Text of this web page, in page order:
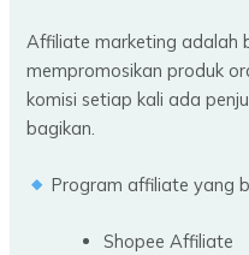
Affiliate marketing adalah
mempromosikan produk
komisi setiap kali ada
bagikan.
Program affiliate yang
Shopee Affiliate